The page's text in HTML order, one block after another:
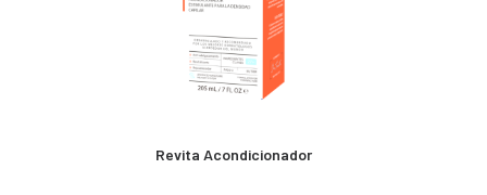
MÁS INFORMACIÓN
Revita Acondicionador